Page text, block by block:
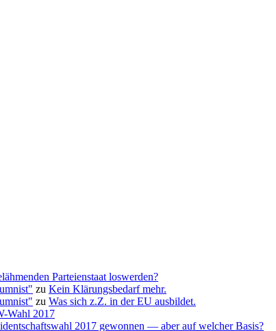
Parteienstaat loswerden?
zu Kein Klärungsbedarf mehr.
zu Was sich z.Z. in der EU ausbildet.
Wahl 2017
2017 gewonnen — aber auf welcher Basis?